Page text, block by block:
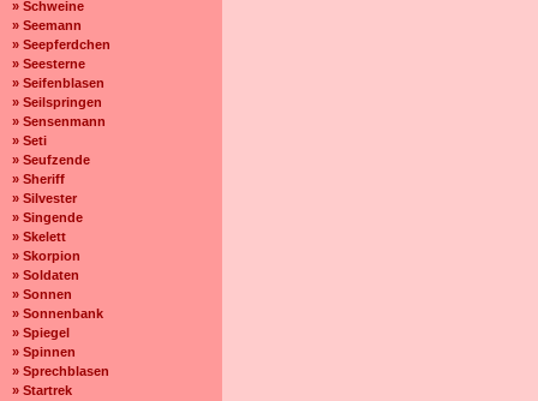
» Schweine
» Seemann
» Seepferdchen
» Seesterne
» Seifenblasen
» Seilspringen
» Sensenmann
» Seti
» Seufzende
» Sheriff
» Silvester
» Singende
» Skelett
» Skorpion
» Soldaten
» Sonnen
» Sonnenbank
» Spiegel
» Spinnen
» Sprechblasen
» Startrek